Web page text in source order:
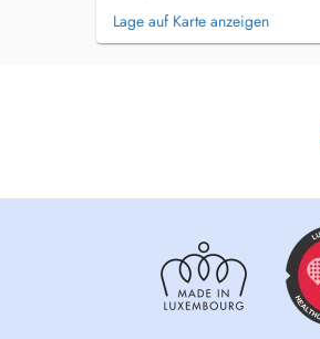
Lage auf Karte anzeigen